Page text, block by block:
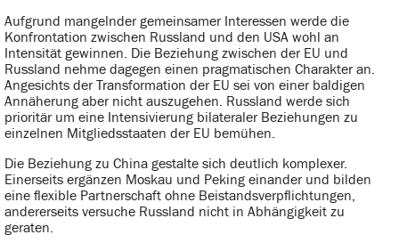
Aufgrund mangelnder gemeinsamer Interessen werde die
Konfrontation zwischen Russland und den USA wohl an
Intensität gewinnen. Die Beziehung zwischen der EU und
Russland nehme dagegen einen pragmatischen Charakter an.
Angesichts der Transformation der EU sei von einer baldigen
Annäherung aber nicht auszugehen. Russland werde sich
prioritär um eine Intensivierung bilateraler Beziehungen zu
einzelnen Mitgliedsstaaten der EU bemühen.
Die Beziehung zu China gestalte sich deutlich komplexer.
Einerseits ergänzen Moskau und Peking einander und bilden
eine flexible Partnerschaft ohne Beistandsverpflichtungen,
andererseits versuche Russland nicht in Abhängigkeit zu
geraten.